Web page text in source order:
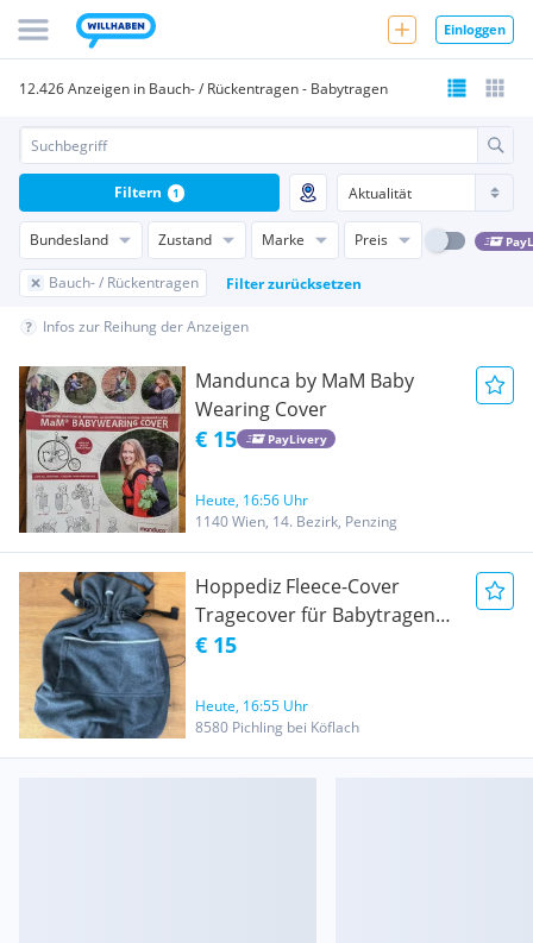
Einloggen
12.426 Anzeigen in Bauch- / Rückentragen - Babytragen
Bundesland Zustand Marke Preis
Bauch- / Rückentragen Filter zurücksetzen
Filtern 1
Infos zur Reihung der Anzeigen
Mandunca by MaM Baby
Wearing Cover
€ 15 PayLivery
Heute, 16:56 Uhr
1140 Wien, 14. Bezirk, Penzing
Hoppediz Fleece-Cover
Tragecover für Babytragen
Tragetücher
€ 15
Heute, 16:55 Uhr
8580 Pichling bei Köflach